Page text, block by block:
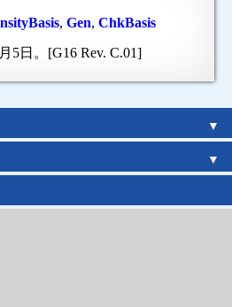
, Gen, ChkBasis
5日。[G16 Rev. C.01]